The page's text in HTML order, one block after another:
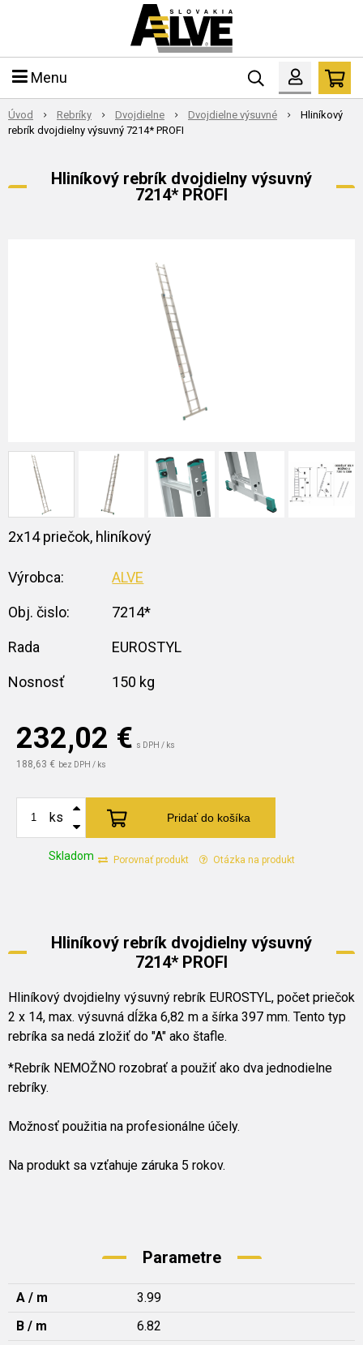
Menu
Úvod Rebríky Dvojdielne Dvojdielne výsuvné
Hliníkový
rebrík dvojdielny výsuvný 7214* PROFI
Hliníkový rebrík dvojdielny výsuvný
7214* PROFI
232,02 € s DPH / ks
188,63 € bez DPH / ks
Skladom
ks Pridať do košíka
Porovnať produkt Otázka na produkt
2x14 priečok, hliníkový
Výrobca: ALVE
Obj. čislo: 7214*
Rada EUROSTYL
Nosnosť 150 kg
Hliníkový rebrík dvojdielny výsuvný
7214* PROFI
Hliníkový dvojdielny výsuvný rebrík EUROSTYL, počet priečok
2 x 14, max. výsuvná dĺžka 6,82 m a šírka 397 mm. Tento typ
rebríka sa nedá zložiť do "A" ako štafle.
*Rebrík NEMOŽNO rozobrať a použiť ako dva jednodielne
rebríky.
Možnosť použitia na profesionálne účely.
Na produkt sa vzťahuje záruka 5 rokov.
Parametre
A / m
3.99
B / m
6.82